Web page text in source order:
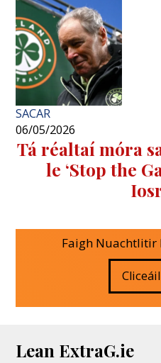
SACAR
06/05/2026
Tá réaltaí móra
le ‘Stop the
Faigh Nuachtlitir
Lean ExtraG.ie